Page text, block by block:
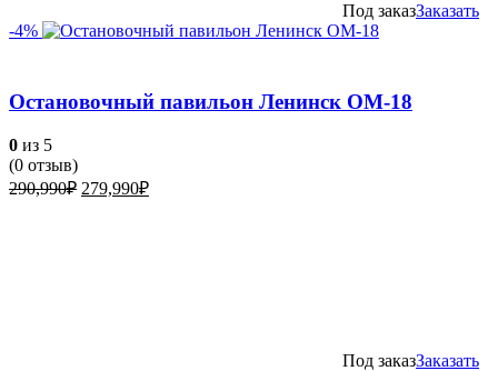
Под заказЗаказать
-4%
Остановочный павильон Ленинск ОМ-18
0 из 5
(0 отзыв)
290,990₽ Первоначальная
279,990₽Текущая
Под заказЗаказать